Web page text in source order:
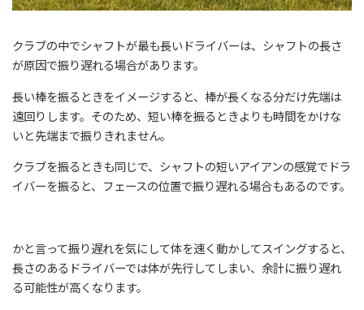
クラブの中でシャフトが最も長いドライバーは、シャフトの長さ
が原因で振り遅れる場合があります。
長い棒を振るときをイメージすると、棒が長くなる分だけ先端は
遠回りします。そのため、短い棒を振るときよりも時間をかけな
いと先端まで振りきれません。
クラブを振るときも同じで、シャフトの短いアイアンの感覚でドラ
イバーを振ると、フェースの位置で振り遅れる場合もあるのです。
かと言って振り遅れを気にして体を速く動かしてスイングすると、
長さのあるドライバーでは体が先行してしまい、余計に振り遅れ
る可能性が高くなります。